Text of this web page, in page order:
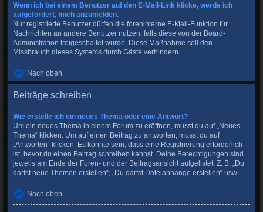
Wenn ich bei einem Benutzer auf den E-Mail-Link klicke, werde ich
aufgefordert, mich anzumelden.
Nur registrierte Benutzer dürfen die foreninterne E-Mail-Funktion für
Nachrichten an andere Benutzer nutzen, falls diese von der Board-
Administration freigeschaltet wurde. Diese Maßnahme soll den
Missbrauch dieses Systems durch Gäste verhindern.
Nach oben
Beiträge schreiben
Wie erstelle ich ein neues Thema oder eine Antwort?
Um ein neues Thema in einem Forum zu eröffnen, musst du auf „Neues
Thema“ klicken. Um auf einen Beitrag zu antworten, musst du auf
„Antworten“ klicken. Es könnte sein, dass eine Registrierung erforderlich
ist, bevor du einen Beitrag schreiben kannst. Deine Berechtigungen sind
jeweils am Ende der Foren- und der Beitragsansicht aufgelistet. Z. B. „Du
darfst neue Themen erstellen“, „Du darfst Dateianhänge erstellen“ usw.
Nach oben